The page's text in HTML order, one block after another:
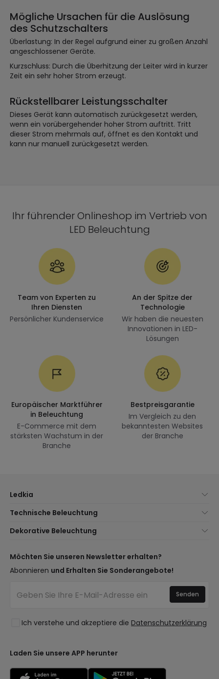
Mögliche Ursachen für die Auslösung
des Schutzschalters
Überlastung: In der Regel aufgrund einer zu großen Anzahl
angeschlossener Geräte.
Kurzschluss: Durch die Überhitzung der Leiter wird in kurzer
Zeit ein sehr hoher Strom erzeugt.
Rückstellbarer Leistungsschalter
Dieses Gerät kann automatisch zurückgesetzt werden,
wenn ein vorübergehender hoher Strom auftritt. Tritt
dieser Strom mehrmals auf, öffnet es den Kontakt und
kann nur manuell zurückgesetzt werden.
Ihr führender Onlineshop im Vertrieb von
LED Beleuchtung
Team von Experten zu
Ihren Diensten
Persönlicher Kundenservice
An der Spitze der
Technologie
Wir haben die neuesten
Innovationen in LED-
Lösungen
Europäischer Marktführer
in Beleuchtung
E-Commerce mit dem
stärksten Wachstum in der
Branche
Bestpreisgarantie
Im Vergleich zu den
bekanntesten Websites
der Branche
Ledkia
Kundenservice
Versandmethoden
Sind Sie ein Profi?
Häufig gestellte Fragen (FAQ)
Technische Beleuchtung
Marken
Beleuchtung für Unternehmen
Dekorative Beleuchtung
Trends
Premium-Dekor-Marken
Räume
Kollektionen
Möchten Sie unseren Newsletter erhalten?
Abonnieren und Erhalten Sie Sonderangebote!
Ich verstehe und akzeptiere die Datenschutzerklärung
Senden
Laden Sie unsere APP herunter